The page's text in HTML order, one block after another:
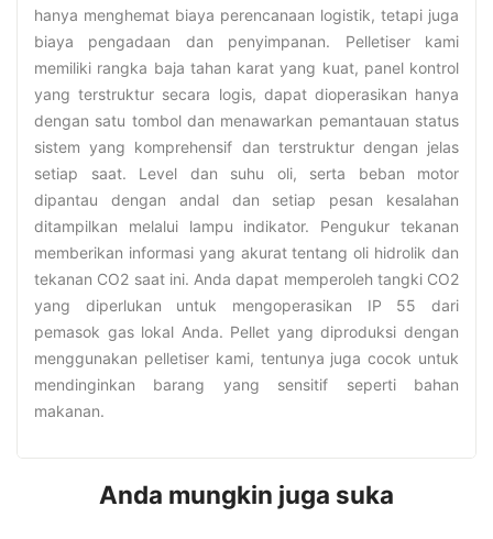
hanya menghemat biaya perencanaan logistik, tetapi juga
biaya pengadaan dan penyimpanan. Pelletiser kami
memiliki rangka baja tahan karat yang kuat, panel kontrol
yang terstruktur secara logis, dapat dioperasikan hanya
dengan satu tombol dan menawarkan pemantauan status
sistem yang komprehensif dan terstruktur dengan jelas
setiap saat. Level dan suhu oli, serta beban motor
dipantau dengan andal dan setiap pesan kesalahan
ditampilkan melalui lampu indikator. Pengukur tekanan
memberikan informasi yang akurat tentang oli hidrolik dan
tekanan CO2 saat ini. Anda dapat memperoleh tangki CO2
yang diperlukan untuk mengoperasikan IP 55 dari
pemasok gas lokal Anda. Pellet yang diproduksi dengan
menggunakan pelletiser kami, tentunya juga cocok untuk
mendinginkan barang yang sensitif seperti bahan
makanan.
Anda mungkin juga suka